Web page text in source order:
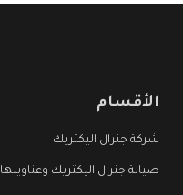
الأقسام
شركة جنرال اليكتريك
صيانة جنرال اليكتريك وعناوينها